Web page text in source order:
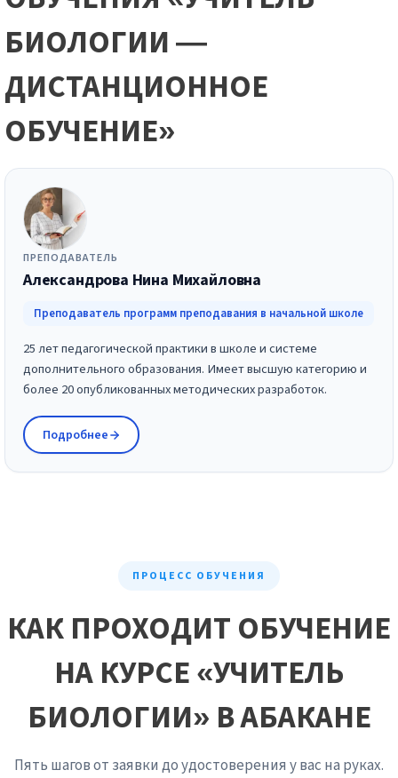
БИОЛОГИИ —
ДИСТАНЦИОННОЕ
ОБУЧЕНИЕ»
ПРЕПОДАВАТЕЛЬ
Александрова Нина Михайловна
Преподаватель программ преподавания в начальной школе
25 лет педагогической практики в школе и системе
дополнительного образования. Имеет высшую категорию и
более 20 опубликованных методических разработок.
Подробнее
ПРОЦЕСС ОБУЧЕНИЯ
КАК ПРОХОДИТ ОБУЧЕНИЕ
НА КУРСЕ «УЧИТЕЛЬ
БИОЛОГИИ» В АБАКАНЕ
Пять шагов от заявки до удостоверения у вас на руках.